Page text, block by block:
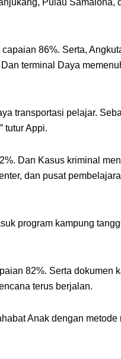
86%. Serta,
terminal Daya
transportasi pelajar.
tutur Appi.
Dan Kasus kriminal
dan pusat
program kampung
82%. Serta dokumen
terus berjalan.
Anak dengan metode